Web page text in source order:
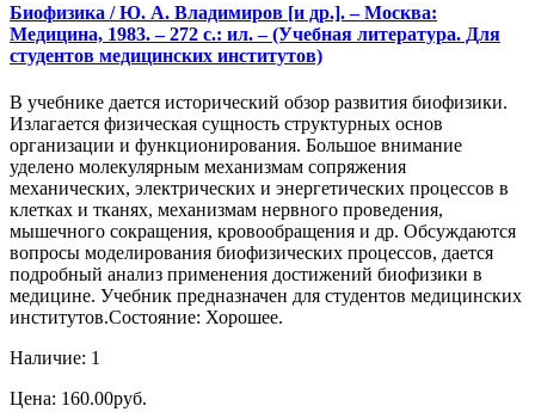
Биофизика / Ю. А. Владимиров [и др.]. – Москва:
Медицина, 1983. – 272 с.: ил. – (Учебная литература. Для
студентов медицинских институтов)
В учебнике дается исторический обзор развития биофизики.
Излагается физическая сущность структурных основ
организации и функционирования. Большое внимание
уделено молекулярным механизмам сопряжения
механических, электрических и энергетических процессов в
клетках и тканях, механизмам нервного проведения,
мышечного сокращения, кровообращения и др. Обсуждаются
вопросы моделирования биофизических процессов, дается
подробный анализ применения достижений биофизики в
медицине. Учебник предназначен для студентов медицинских
институтов.Состояние: Хорошее.
Наличие: 1
Цена: 160.00руб.